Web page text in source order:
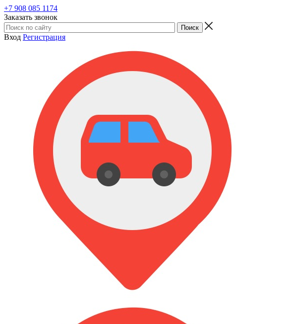
+7 908 085 1174
Заказать звонок
Вход Регистрация